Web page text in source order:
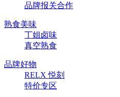
品牌报关合作
熟食美味
丁姐卤味
真空熟食
品牌好物
RELX 悦刻
特价专区